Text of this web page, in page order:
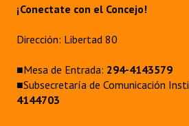
¡Conectate con el Concejo!
Dirección: Libertad 80
■Mesa de Entrada: 294-4143579
■Subsecretaría de Comunicación
4144703